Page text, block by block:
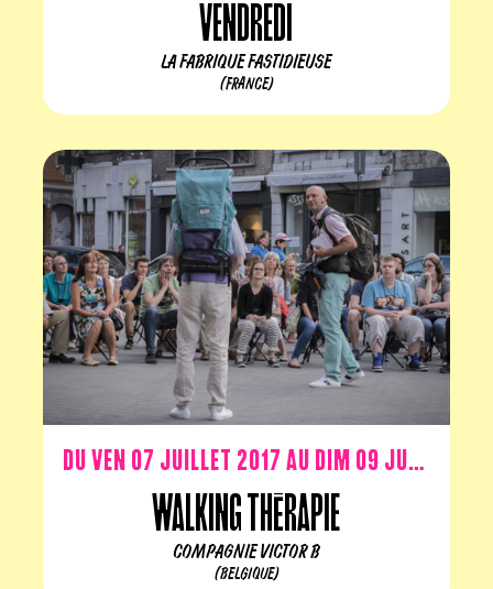
Vendredi
LA FABRIQUE FASTIDIEUSE
(FRANCE)
Du ven 07 juillet 2017 au dim 09 juillet 2017
Walking Thérapie
COMPAGNIE VICTOR B
(BELGIQUE)